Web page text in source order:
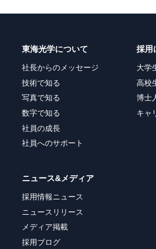
東海光学について
社長からのメッセージ
技術で知る
写真で知る
数字で知る
社員の成長
社員へのサポート
採用
大学
高校
博士
キャ
ニュース&メディア
採用情報ニュース
ニュースリリース
メディア掲載
採用ブログ